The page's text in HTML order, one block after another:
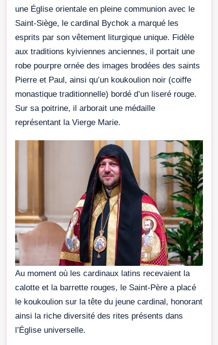
une Église orientale en pleine communion avec le
Saint-Siège, le cardinal Bychok a marqué les
esprits par son vêtement liturgique unique. Fidèle
aux traditions kyiviennes anciennes, il portait une
robe pourpre ornée des images brodées des saints
Pierre et Paul, ainsi qu’un koukoulion noir (coiffe
monastique traditionnelle) bordé d’un liseré rouge.
Sur sa poitrine, il arborait une médaille
représentant la Vierge Marie.
Au moment où les cardinaux latins recevaient la
calotte et la barrette rouges, le Saint-Père a placé
le koukoulion sur la tête du jeune cardinal, honorant
ainsi la riche diversité des rites présents dans
l’Église universelle.